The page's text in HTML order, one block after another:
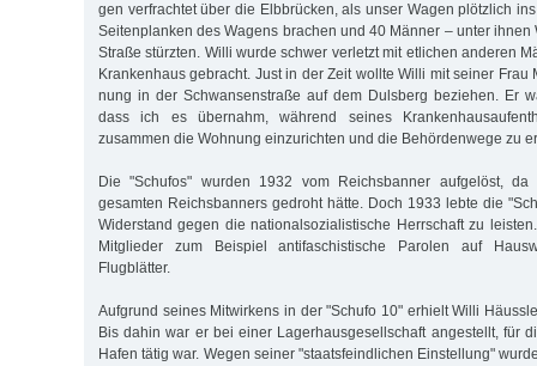
gen verfrachtet über die Elb­brü­cken, als unser Wagen plötzlich
Seiten­plan­ken des Wagens brachen und 40 Män­ner – unter ihnen
Stra­ße stürzten. Willi wurde schwer ver­letzt mit et­li­chen anderen
Krankenhaus gebracht. Just in der Zeit wollte Willi mit seiner
nung in der Schwansenstraße auf dem Dulsberg beziehen. Er
dass ich es übernahm, während seines
zusammen die Wohnung einzurichten und die Behördenwege zu
Die "Schufos" wurden 1932 vom Reichsbanner aufgelöst,
gesamten Reichsbanners gedroht hätte. Doch 1933 lebte die
Widerstand gegen die nationalsozialistische Herrschaft zu
Mitglieder zum Bei­spiel antifaschistische Parolen auf
Flugblätter.
Aufgrund seines Mitwirkens in der "Schufo 10" erhielt Willi
Bis dahin war er bei einer Lagerhausgesellschaft angestellt, für
Hafen tätig war. Wegen seiner "staatsfeindlichen Einstellung"